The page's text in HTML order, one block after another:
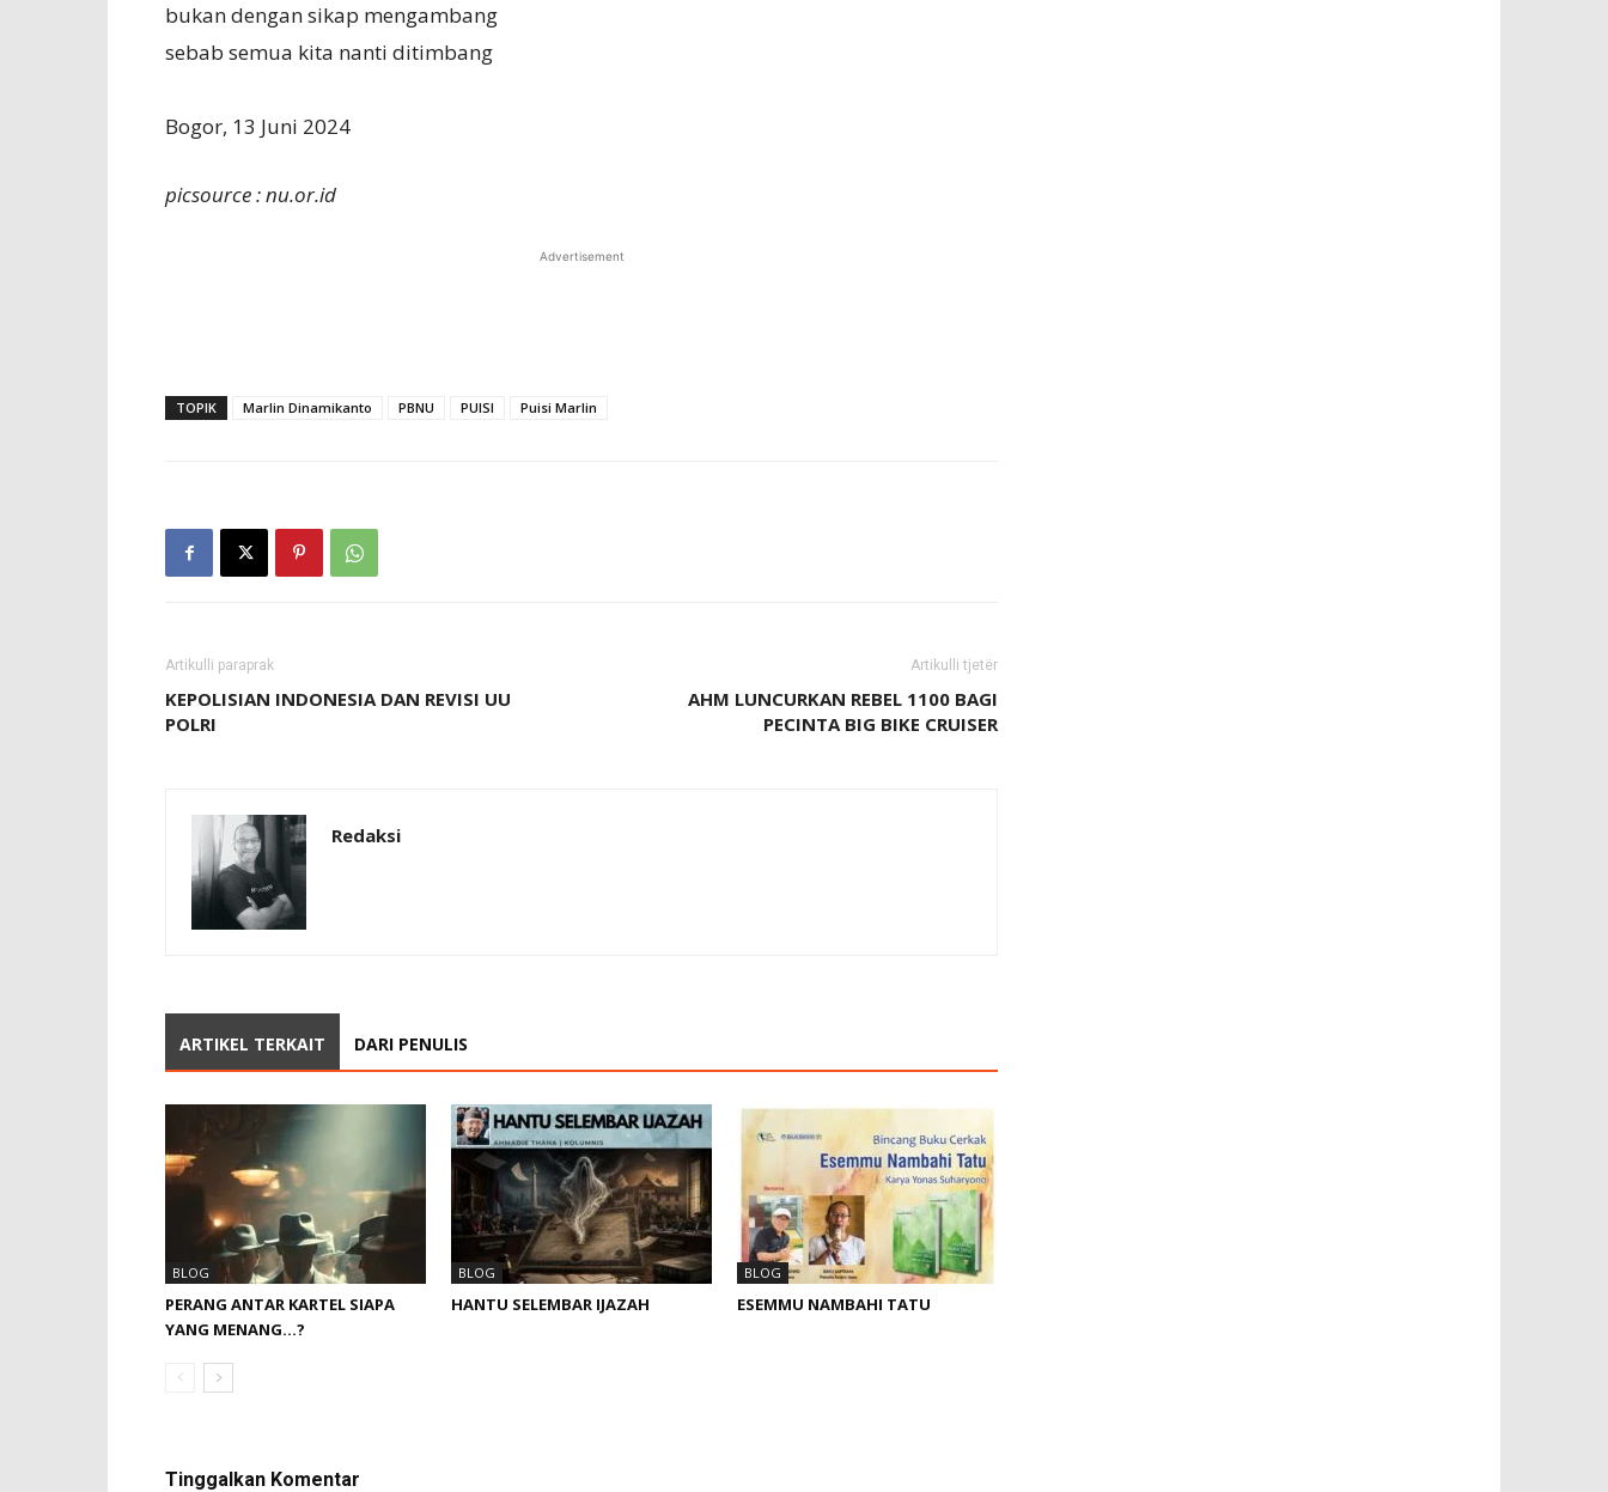
bukan dengan sikap mengambang
sebab semua kita nanti ditimbang
Bogor, 13 Juni 2024
picsource : nu.or.id
Advertisement
TOPIK Marlin Dinamikanto PBNU PUISI Puisi Marlin
Artikulli paraprak
KEPOLISIAN INDONESIA DAN REVISI UU
POLRI
Artikulli tjetër
AHM LUNCURKAN REBEL 1100 BAGI
PECINTA BIG BIKE CRUISER
Redaksi
ARTIKEL TERKAIT DARI PENULIS
BLOG
PERANG ANTAR KARTEL SIAPA
YANG MENANG…?
BLOG
HANTU SELEMBAR IJAZAH
BLOG
ESEMMU NAMBAHI TATU
Tinggalkan Komentar